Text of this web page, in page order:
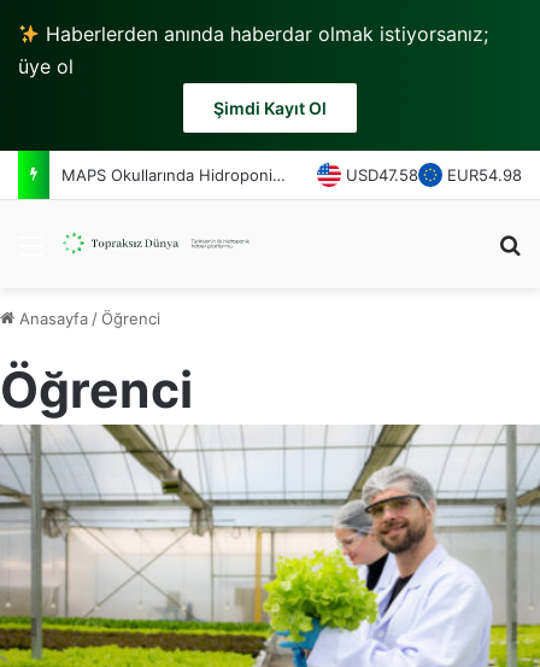
Haberlerden anında haberdar olmak istiyorsanız;
üye ol
Şimdi Kayıt Ol
MAPS Okullarında Hidroponik Sistem ile Taze Marul Üretimi USD47.58 EUR54.98
Menü
Anasayfa/Öğrenci
Öğrenci